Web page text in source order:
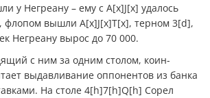
у Негреану – ему с A[x]J[x] удалось
флопом вышли A[x]J[x]T[x], терном 3[d],
Негреану вырос до 70 000.
с ним за одним столом, коин-
выдавливание оппонентов из банка
На столе 4[h]7[h]Q[h] Сорел